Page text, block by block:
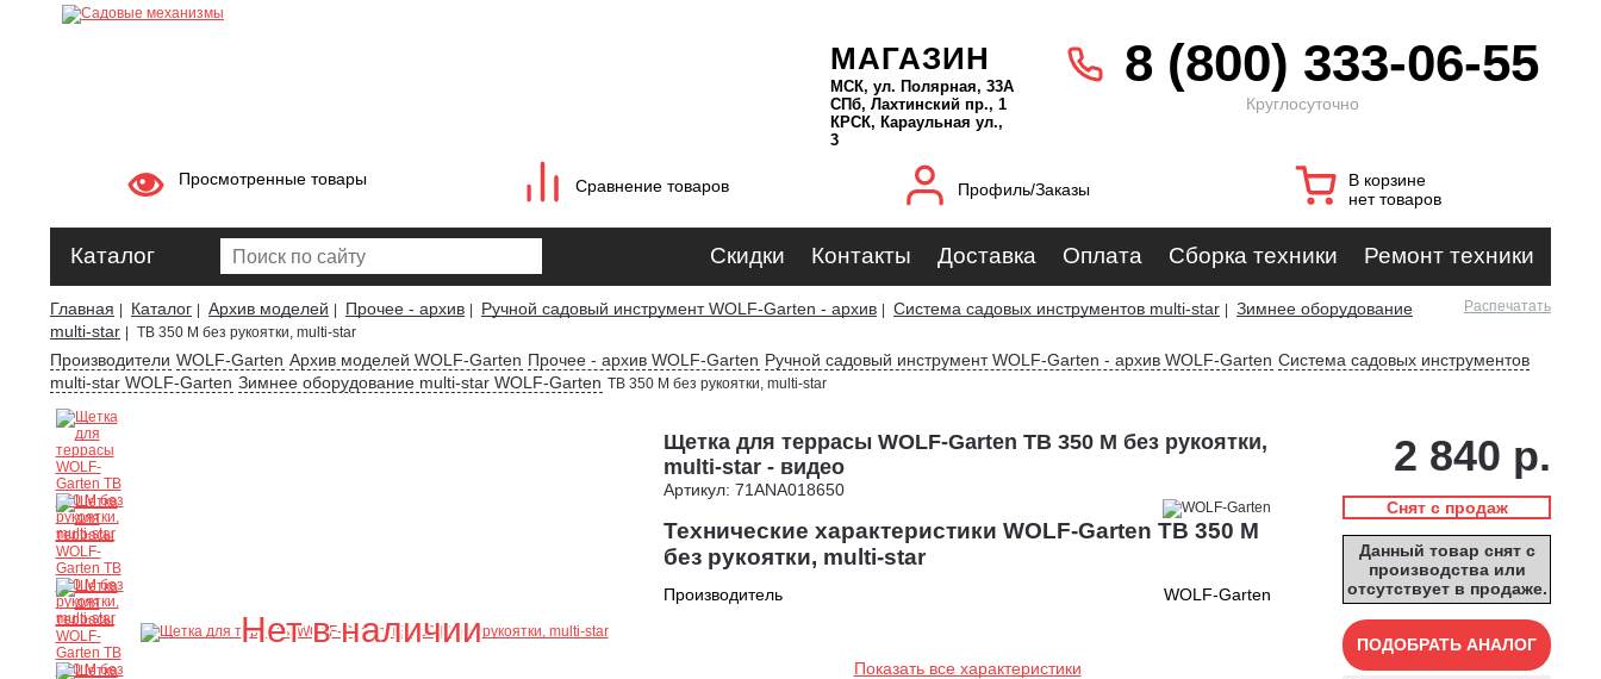
МАГАЗИН
МСК, ул. Полярная, 33А
СПб, Лахтинский пр., 1
КРСК, Караульная ул.,
3
8 (800) 333-06-55
Круглосуточно
Просмотренные товары Сравнение товаров Профиль/Заказы
В корзине
нет товаров
Каталог Скидки Контакты Доставка Оплата Сборка техники Ремонт техники
Главная Каталог Архив моделей Прочее - архив Ручной садовый инструмент WOLF-Garten - архив Система садовых инструментов multi-star
Зимнее оборудование
multi-star
TB 350 M без рукоятки, multi-star
Распечатать
Производители WOLF-Garten Архив моделей WOLF-Garten Прочее - архив WOLF-Garten Ручной садовый инструмент WOLF-Garten - архив WOLF-Garten Система садовых инструментов
multi-star WOLF-Garten Зимнее оборудование multi-star WOLF-Garten TB 350 M без рукоятки, multi-star
Нет в наличии
Щетка для террасы WOLF-Garten TB 350 M без рукоятки,
multi-star - видео
Артикул: 71ANA018650
Технические характеристики WOLF-Garten TB 350 M
без рукоятки, multi-star
Производитель WOLF-Garten
Показать все характеристики
2 840 р.
Снят с продаж
Данный товар снят с
производства или
отсутствует в продаже.
ПОДОБРАТЬ АНАЛОГ